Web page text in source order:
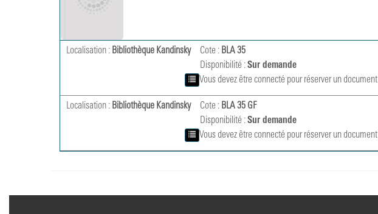
Localisation : Bibliothèque Kandinsky Cote : BLA 35
Disponibilité : Sur demande
Vous devez être connecté pour réserver un document
Localisation : Bibliothèque Kandinsky Cote : BLA 35 GF
Disponibilité : Sur demande
Vous devez être connecté pour réserver un document